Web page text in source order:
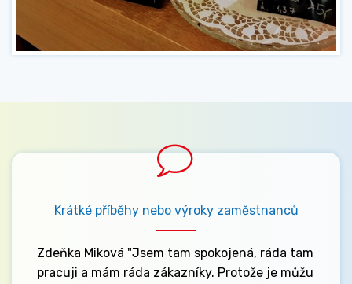
Krátké příběhy nebo výroky zaměstnanců
Zdeňka Miková "Jsem tam spokojená, ráda tam
pracuji a mám ráda zákazníky. Protože je můžu